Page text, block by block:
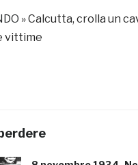
»Calcutta, crolla un
vittime